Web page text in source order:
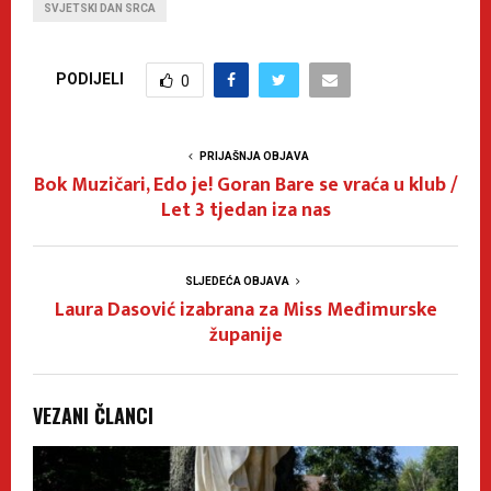
SVJETSKI DAN SRCA
PODIJELI 0
PRIJAŠNJA OBJAVA
Bok Muzičari, Edo je! Goran Bare se vraća u klub /
Let 3 tjedan iza nas
SLJEDEĆA OBJAVA
Laura Dasović izabrana za Miss Međimurske
županije
VEZANI ČLANCI